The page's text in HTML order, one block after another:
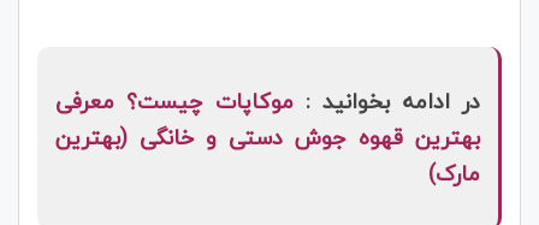
در ادامه بخوانید :موکاپات چیست؟ معرفی
بهترین قهوه جوش دستی و خانگی (بهترین
مارک)